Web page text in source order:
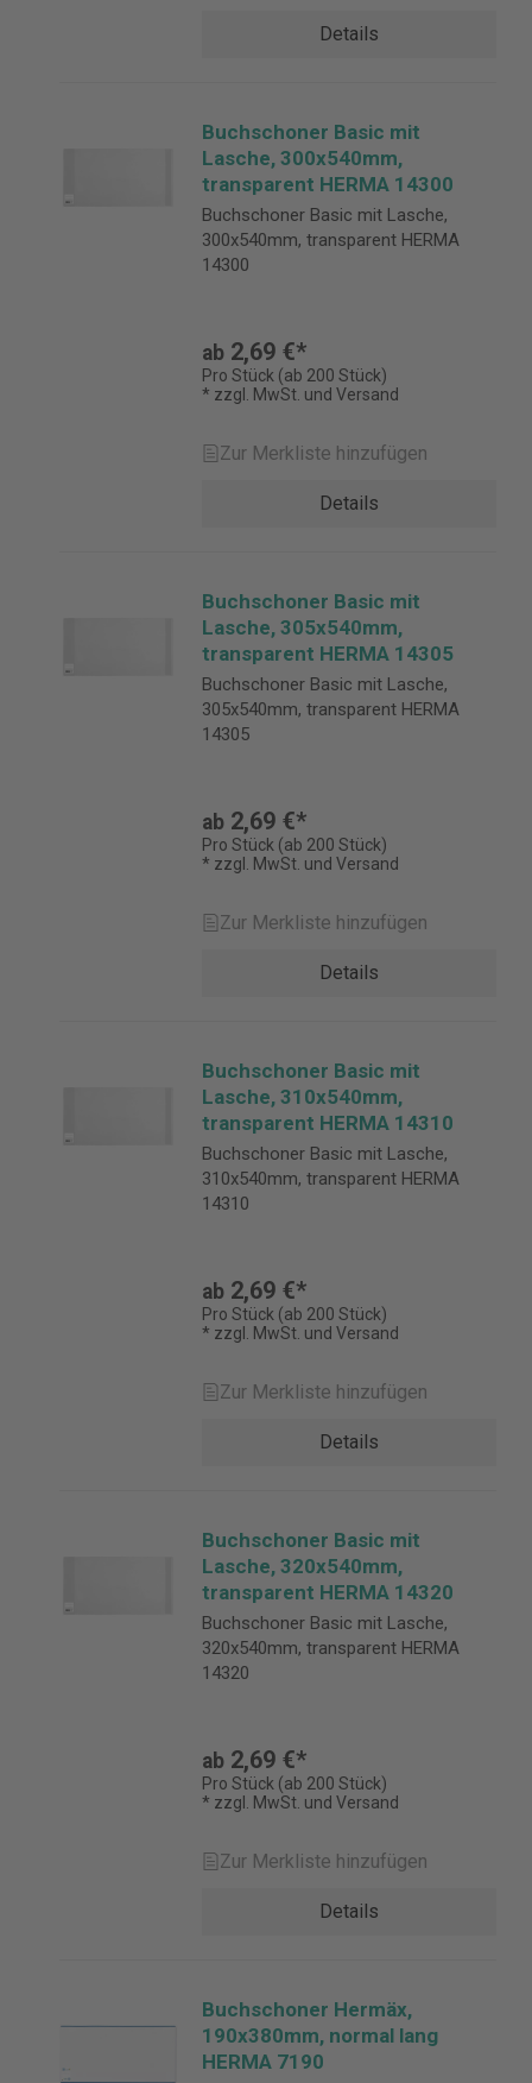
Details
Buchschoner Basic mit
Lasche, 300x540mm,
transparent HERMA 14300
Buchschoner Basic mit Lasche,
300x540mm, transparent HERMA
14300
ab 2,69 €*
Pro Stück (ab 200 Stück)
* zzgl. MwSt. und Versand
Zur Merkliste hinzufügen
Details
Buchschoner Basic mit
Lasche, 305x540mm,
transparent HERMA 14305
Buchschoner Basic mit Lasche,
305x540mm, transparent HERMA
14305
ab 2,69 €*
Pro Stück (ab 200 Stück)
* zzgl. MwSt. und Versand
Zur Merkliste hinzufügen
Details
Buchschoner Basic mit
Lasche, 310x540mm,
transparent HERMA 14310
Buchschoner Basic mit Lasche,
310x540mm, transparent HERMA
14310
ab 2,69 €*
Pro Stück (ab 200 Stück)
* zzgl. MwSt. und Versand
Zur Merkliste hinzufügen
Details
Buchschoner Basic mit
Lasche, 320x540mm,
transparent HERMA 14320
Buchschoner Basic mit Lasche,
320x540mm, transparent HERMA
14320
ab 2,69 €*
Pro Stück (ab 200 Stück)
* zzgl. MwSt. und Versand
Zur Merkliste hinzufügen
Details
Buchschoner Hermäx,
190x380mm, normal lang
HERMA 7190